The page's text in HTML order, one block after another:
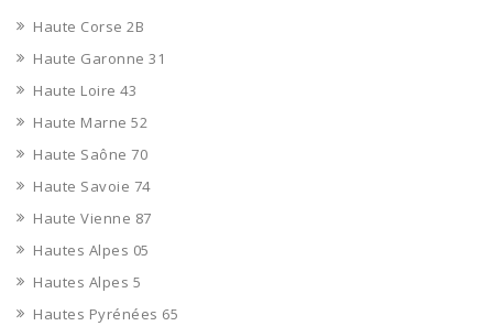
Haute Corse 2B
Haute Garonne 31
Haute Loire 43
Haute Marne 52
Haute Saône 70
Haute Savoie 74
Haute Vienne 87
Hautes Alpes 05
Hautes Alpes 5
Hautes Pyrénées 65